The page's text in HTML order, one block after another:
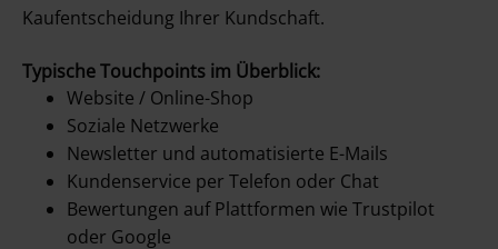
Kaufentscheidung Ihrer Kundschaft.
Typische Touchpoints im Überblick:
Website / Online-Shop
Soziale Netzwerke
Newsletter und automatisierte E-Mails
Kundenservice per Telefon oder Chat
Bewertungen auf Plattformen wie Trustpilot
oder Google